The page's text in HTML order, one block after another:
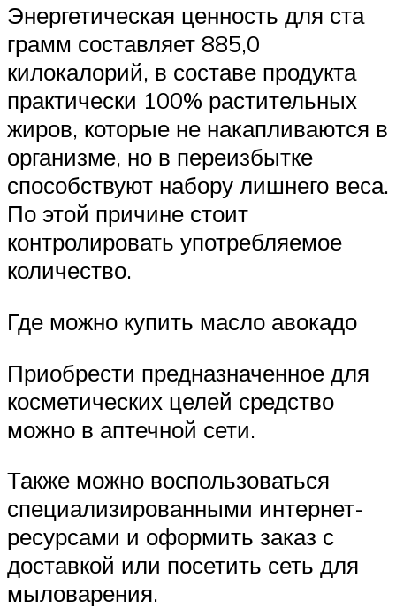
Энергетическая ценность для ста
грамм составляет 885,0
килокалорий, в составе продукта
практически 100% растительных
жиров, которые не накапливаются в
организме, но в переизбытке
способствуют набору лишнего веса.
По этой причине стоит
контролировать употребляемое
количество.
Где можно купить масло авокадо
Приобрести предназначенное для
косметических целей средство
можно в аптечной сети.
Также можно воспользоваться
специализированными интернет-
ресурсами и оформить заказ с
доставкой или посетить сеть для
мыловарения.